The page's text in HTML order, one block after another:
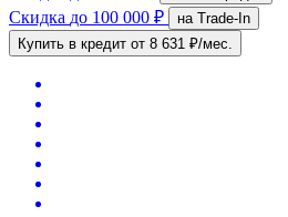
Скидка до 100 000 ₽
на Trade-In
Купить в кредит от 8 631 ₽/мес.